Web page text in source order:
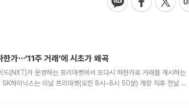
가⋯‘11주 거래’에 시초가 왜곡
(NXT)가 운영하는 프리마켓에서 또다시 하한가로 거래를 개시하는
하이닉스는 이날 프리마켓(오전 8시~8시 50분) 개장 직후 전날 정